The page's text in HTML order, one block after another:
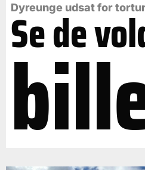
Dyreunge udsat for
Se de